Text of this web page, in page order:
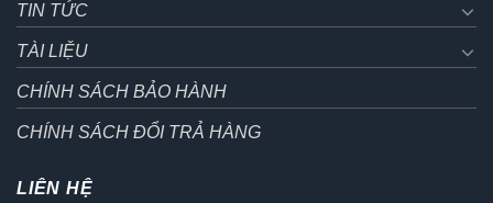
TIN TỨC
TÀI LIỆU
CHÍNH SÁCH BẢO HÀNH
CHÍNH SÁCH ĐỔI TRẢ HÀNG
LIÊN HỆ